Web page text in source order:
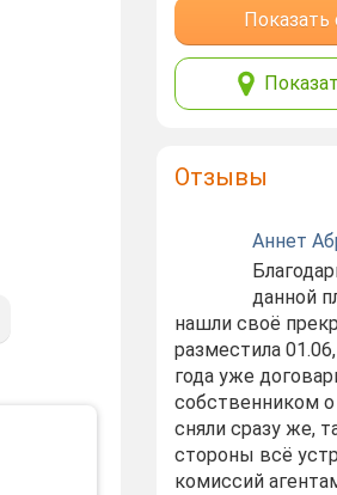
Показать
Отзывы
Аннет
данной
нашли своё
разместила
года уже
собственником
сняли сразу же,
стороны всё
комиссий